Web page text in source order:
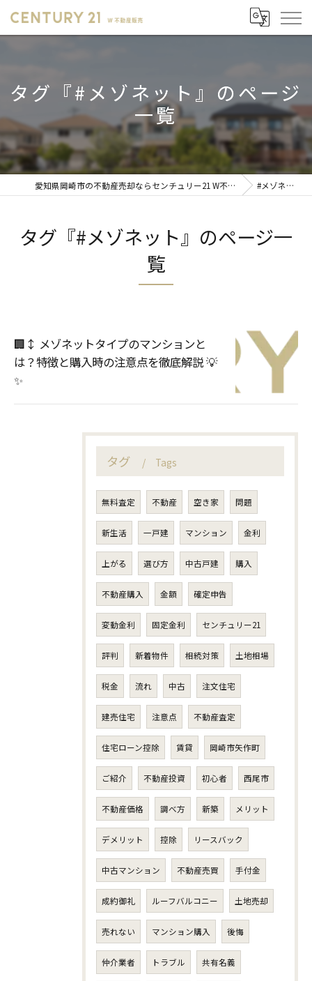
タグ『#メゾネット』のページ
一覧
愛知県岡崎市の不動産売却ならセンチュリー21 W不動産販売 #メゾネット
タグ『#メゾネット』のページ一
覧
🏢↕️ メゾネットタイプのマンションと
は？特徴と購入時の注意点を徹底解説 💡
✨
タグ Tags
無料査定 不動産 空き家 問題
新生活 一戸建 マンション 金利
上がる 選び方 中古戸建 購入
不動産購入 金額 確定申告
変動金利 固定金利 センチュリー21
評判 新着物件 相続対策 土地相場
税金 流れ 中古 注文住宅
建売住宅 注意点 不動産査定
住宅ローン控除 賃貸 岡崎市矢作町
ご紹介 不動産投資 初心者 西尾市
不動産価格 調べ方 新築 メリット
デメリット 控除 リースバック
中古マンション 不動産売買 手付金
成約御礼 ルーフバルコニー 土地売却
売れない マンション購入 後悔
仲介業者 トラブル 共有名義